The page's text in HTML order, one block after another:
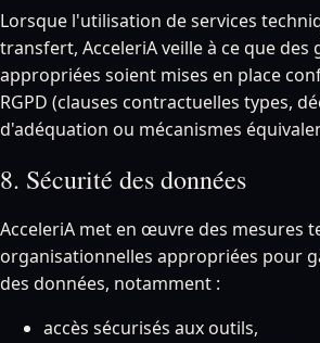
Lorsque l'utilisation de services
transfert, AcceleriA veille à ce que des
appropriées soient mises en place
RGPD (clauses contractuelles types,
d'adéquation ou mécanismes
8. Sécurité des données
AcceleriA met en œuvre des mesures
organisationnelles appropriées pour
des données, notamment :
accès sécurisés aux outils,